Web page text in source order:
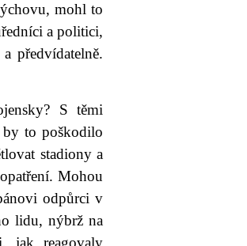
mohl to
a politici,
předvídatelně.
S těmi
by to poškodilo
stadiony a
Mohou
odpůrci v
lidu, nýbrž na
jak reagovaly